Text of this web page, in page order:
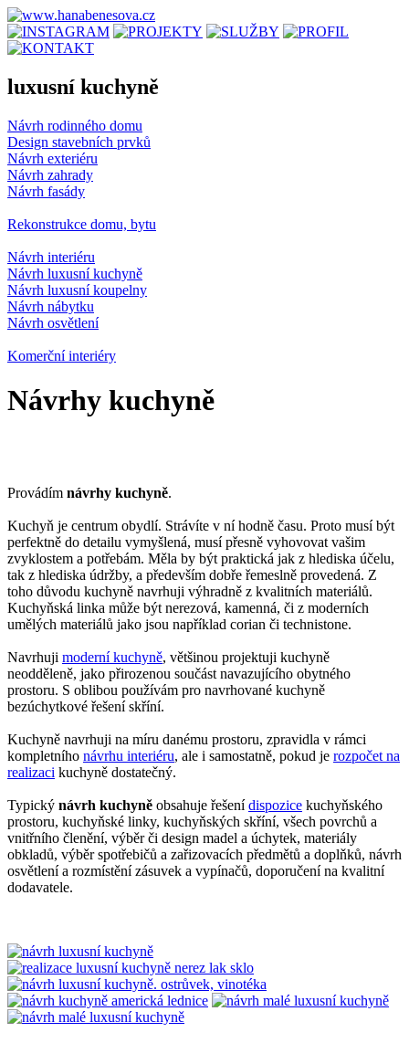
luxusní kuchyně
Návrh rodinného domu
Design stavebních prvků
Návrh exteriéru
Návrh zahrady
Návrh fasády
Rekonstrukce domu, bytu
Návrh interiéru
Návrh luxusní kuchyně
Návrh luxusní koupelny
Návrh nábytku
Návrh osvětlení
Komerční interiéry
Návrhy kuchyně
Provádím návrhy kuchyně.
Kuchyň je centrum obydlí. Strávíte v ní hodně času. Proto musí být
perfektně do detailu vymyšlená, musí přesně vyhovovat vašim
zvyklostem a potřebám. Měla by být praktická jak z hlediska účelu,
tak z hlediska údržby, a především dobře řemeslně provedená. Z
toho důvodu kuchyně navrhuji výhradně z kvalitních materiálů.
Kuchyňská linka může být nerezová, kamenná, či z moderních
umělých materiálů jako jsou například corian či technistone.
Navrhuji moderní kuchyně, většinou projektuji kuchyně
neodděleně, jako přirozenou součást navazujícího obytného
prostoru. S oblibou používám pro navrhované kuchyně
bezúchytkové řešení skříní.
Kuchyně navrhuji na míru danému prostoru, zpravidla v rámci
kompletního návrhu interiéru, ale i samostatně, pokud je rozpočet na
realizaci kuchyně dostatečný.
Typický návrh kuchyně obsahuje řešenídispozice kuchyňského
prostoru, kuchyňské linky, kuchyňských skříní, všech povrchů a
vnitřního členění, výběr či design madel a úchytek, materiály
obkladů, výběr spotřebičů a zařizovacích předmětů a doplňků, návrh
osvětlení a rozmístění zásuvek a vypínačů, doporučení na kvalitní
dodavatele.